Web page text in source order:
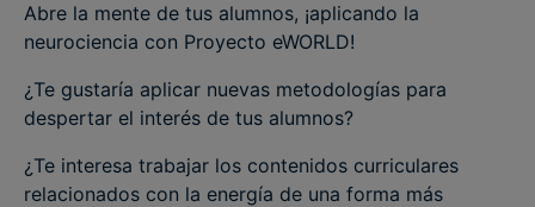
Abre la mente de tus alumnos, ¡aplicando la
neurociencia con Proyecto eWORLD!
¿Te gustaría aplicar nuevas metodologías para
despertar el interés de tus alumnos?
¿Te interesa trabajar los contenidos curriculares
relacionados con la energía de una forma más